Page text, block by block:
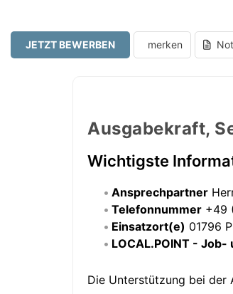
JETZT BEWERBEN merken
Ausgabekraft,
Wichtigste
Ansprechpartner
Telefonnummer +49
Einsatzort(e) 01796
LOCAL.POINT -
Die Unterstützung bei der